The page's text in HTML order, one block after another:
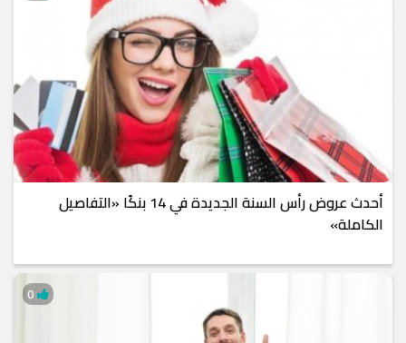
أحدث عروض رأس السنة الجديدة في 14 بنكًا «التفاصيل
الكاملة»